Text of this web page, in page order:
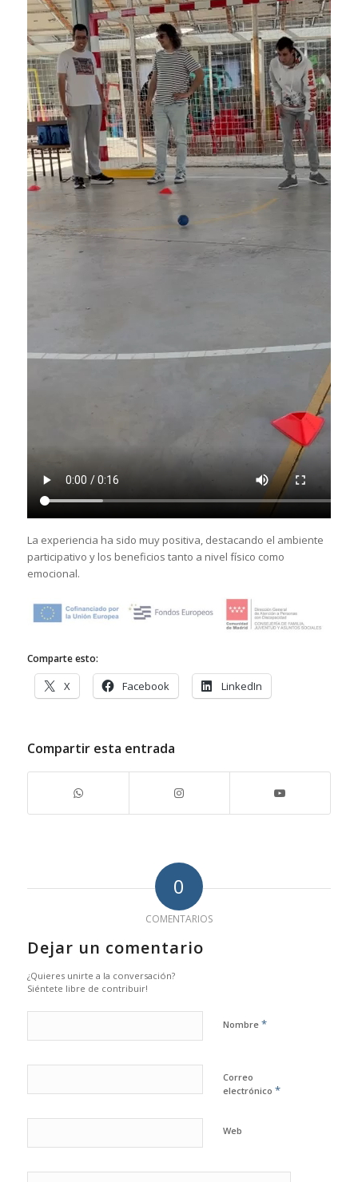
La experiencia ha sido muy positiva, destacando el ambiente
participativo y los beneficios tanto a nivel físico como
emocional.
Comparte esto:
X Facebook LinkedIn
Compartir esta entrada
0
COMENTARIOS
Dejar un comentario
¿Quieres unirte a la conversación?
Siéntete libre de contribuir!
Nombre *
Correo
electrónico *
Web